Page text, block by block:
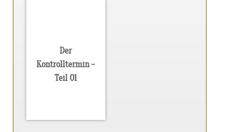
Der
Kontrolltermin -
Teil 01